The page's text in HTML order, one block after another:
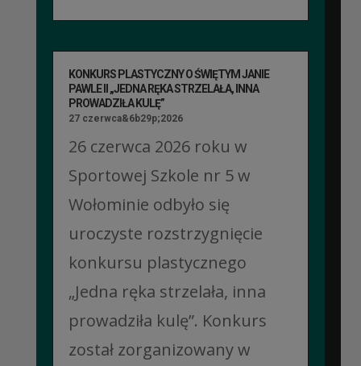
KONKURS PLASTYCZNY O ŚWIĘTYM JANIE
PAWLE II „JEDNA RĘKA STRZELAŁA, INNA
PROWADZIŁA KULĘ”
27 czerwca&6b29p;2026
26 czerwca 2026 roku w
Sportowej Szkole nr 5 w
Wołominie odbyło się
uroczyste rozstrzygnięcie
konkursu plastycznego
„Jedna ręka strzelała, inna
prowadziła kulę”. Konkurs
został zorganizowany w